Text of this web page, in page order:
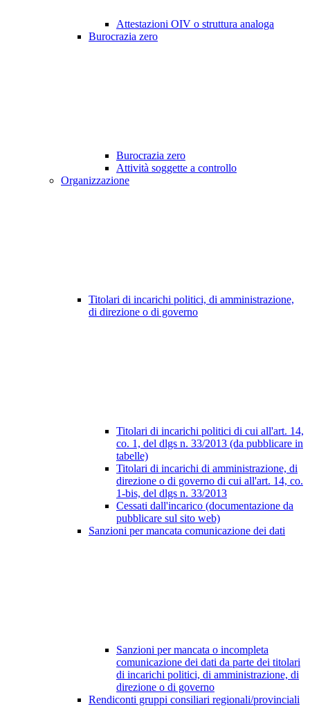
Attestazioni OIV o struttura analoga
Burocrazia zero
Burocrazia zero
Attività soggette a controllo
Organizzazione
Titolari di incarichi politici, di amministrazione,
di direzione o di governo
Titolari di incarichi politici di cui all'art. 14,
co. 1, del dlgs n. 33/2013 (da pubblicare in
tabelle)
Titolari di incarichi di amministrazione, di
direzione o di governo di cui all'art. 14, co.
1-bis, del dlgs n. 33/2013
Cessati dall'incarico (documentazione da
pubblicare sul sito web)
Sanzioni per mancata comunicazione dei dati
Sanzioni per mancata o incompleta
comunicazione dei dati da parte dei titolari
di incarichi politici, di amministrazione, di
direzione o di governo
Rendiconti gruppi consiliari regionali/provinciali